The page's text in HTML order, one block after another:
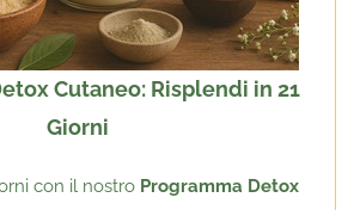
Cutaneo: Risplendi in 21
Giorni
con il nostro Programma Detox